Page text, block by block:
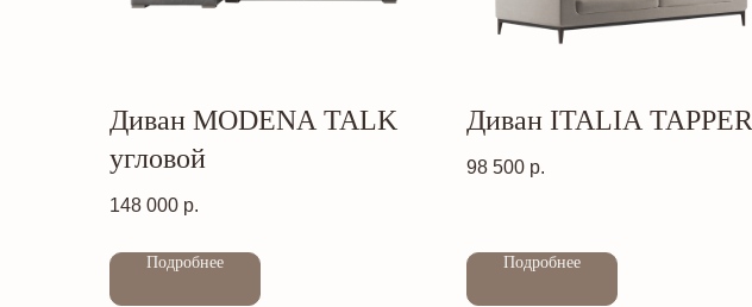
Диван MODENA TALK
угловой
148 000 р.
Подробнее
Диван ITALIA TAPPER
98 500 р.
Подробнее